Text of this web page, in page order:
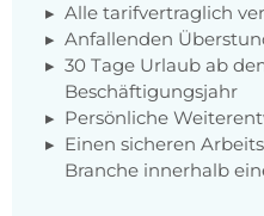
Alle tarifvertraglich
Anfallenden
30 Tage Urlaub ab
Beschäftigungsjahr
Persönliche
Einen sicheren
Branche innerhalb